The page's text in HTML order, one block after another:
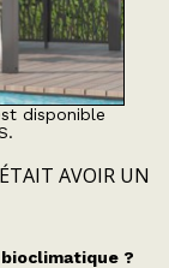
disponible
AVOIR UN
?